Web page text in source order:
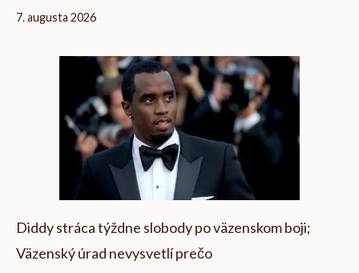
7. augusta 2026
Diddy stráca týždne slobody po väzenskom boji;
Väzenský úrad nevysvetlí prečo